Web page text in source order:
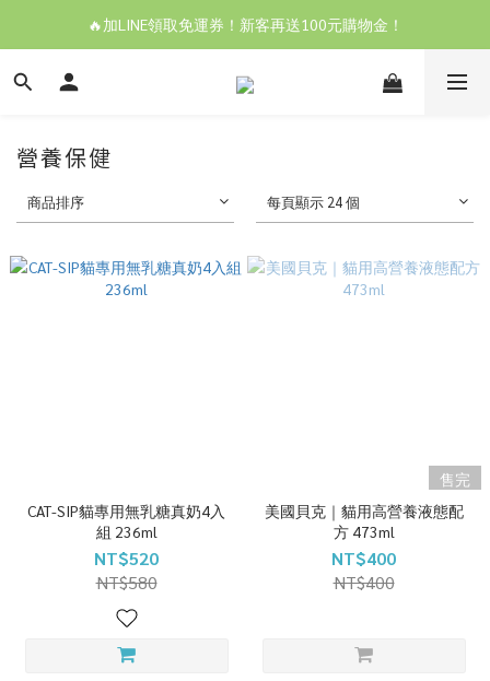
🔥加LINE領取免運券！新客再送100元購物金！
營養保健
商品排序 每頁顯示 24 個
CAT-SIP貓專用無乳糖真奶4入
組 236ml
NT$520
NT$580
售完
美國貝克｜貓用高營養液態配
方 473ml
NT$400
NT$400